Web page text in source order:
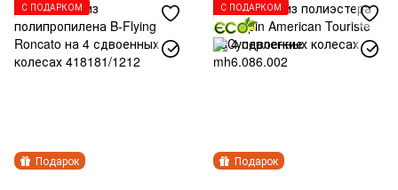
Подарок
С ПОДАРКОМ
Подарок
С ПОДАРКОМ